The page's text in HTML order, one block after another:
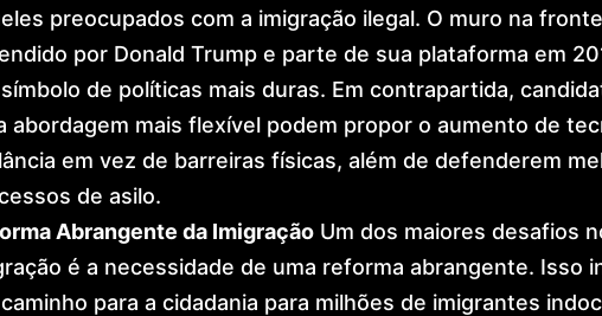
preocupados com a imigração ilegal. O muro na
por Donald Trump e parte de sua plataforma em
de políticas mais duras. Em contrapartida,
abordagem mais flexível podem propor o aumento de
em vez de barreiras físicas, além de defenderem
de asilo.
Abrangente da ImigraçãoUm dos maiores desafios
é a necessidade de uma reforma abrangente. Isso
para a cidadania para milhões de imigrantes